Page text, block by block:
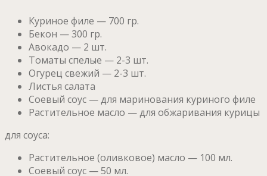
Куриное филе — 700 гр.
Бекон — 300 гр.
Авокадо — 2 шт.
Томаты спелые — 2-3 шт.
Огурец свежий — 2-3 шт.
Листья салата
Соевый соус — для маринования куриного филе
Растительное масло — для обжаривания курицы
для соуса:
Растительное (оливковое) масло — 100 мл.
Соевый соус — 50 мл.